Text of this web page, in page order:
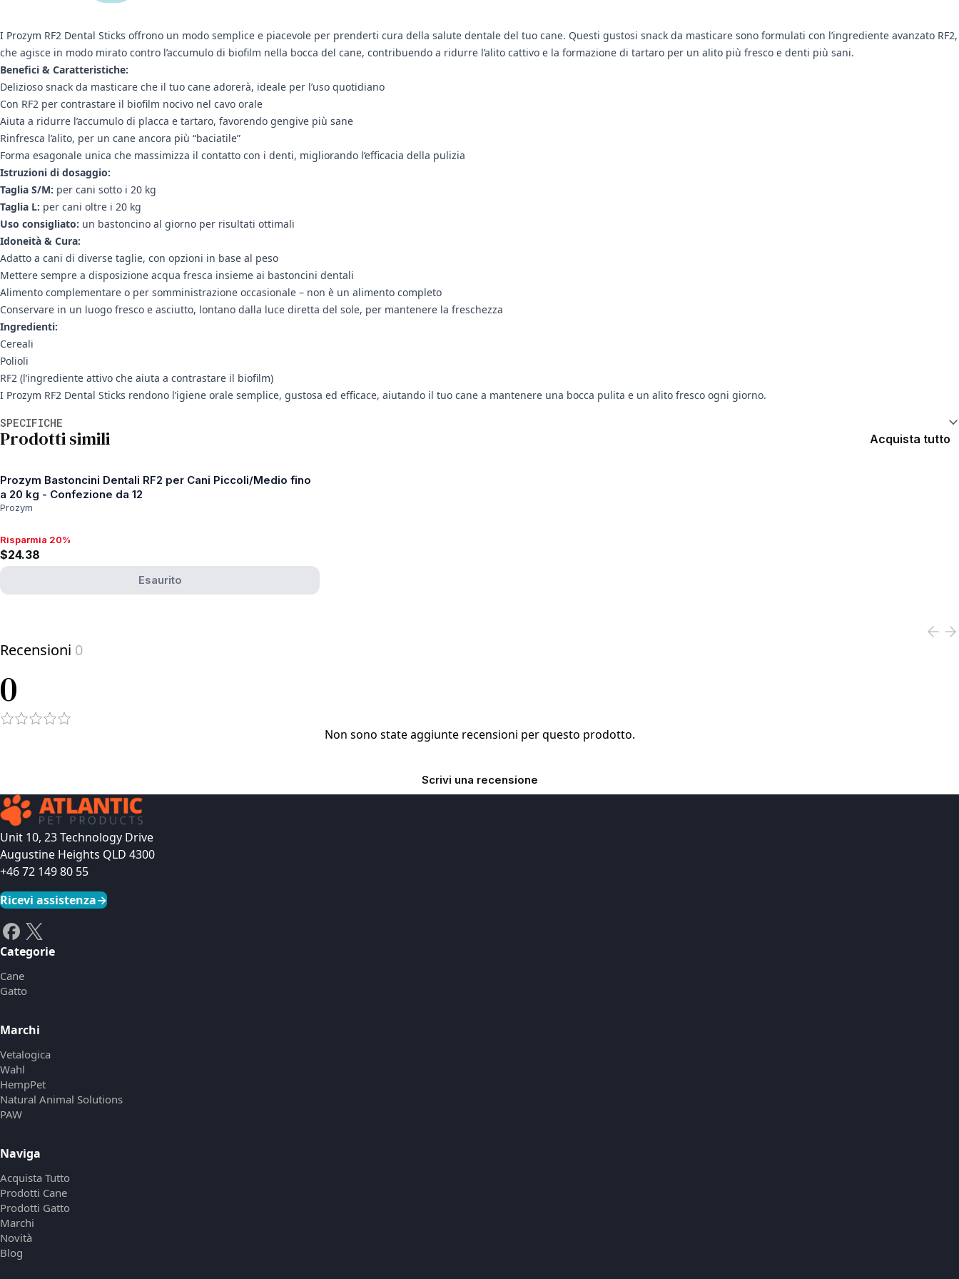
I Prozym RF2 Dental Sticks offrono un modo semplice e piacevole per prenderti cura della salute dentale del tuo cane. Questi gustosi snack da masticare sono formulati con l’ingrediente avanzato RF2,
che agisce in modo mirato contro l’accumulo di biofilm nella bocca del cane, contribuendo a ridurre l’alito cattivo e la formazione di tartaro per un alito più fresco e denti più sani.
Benefici & Caratteristiche:
Delizioso snack da masticare che il tuo cane adorerà, ideale per l’uso quotidiano
Con RF2 per contrastare il biofilm nocivo nel cavo orale
Aiuta a ridurre l’accumulo di placca e tartaro, favorendo gengive più sane
Rinfresca l’alito, per un cane ancora più “baciatile”
Forma esagonale unica che massimizza il contatto con i denti, migliorando l’efficacia della pulizia
Istruzioni di dosaggio:
Taglia S/M: per cani sotto i 20 kg
Taglia L: per cani oltre i 20 kg
Uso consigliato: un bastoncino al giorno per risultati ottimali
Idoneità & Cura:
Adatto a cani di diverse taglie, con opzioni in base al peso
Mettere sempre a disposizione acqua fresca insieme ai bastoncini dentali
Alimento complementare o per somministrazione occasionale – non è un alimento completo
Conservare in un luogo fresco e asciutto, lontano dalla luce diretta del sole, per mantenere la freschezza
Ingredienti:
Cereali
Polioli
RF2 (l’ingrediente attivo che aiuta a contrastare il biofilm)
I Prozym RF2 Dental Sticks rendono l’igiene orale semplice, gustosa ed efficace, aiutando il tuo cane a mantenere una bocca pulita e un alito fresco ogni giorno.
SPECIFICHE
Prodotti simili Acquista tutto
Prozym Bastoncini Dentali RF2 per Cani Piccoli/Medio fino
a 20 kg - Confezione da 12
Prozym
Risparmia 20%, $24.38
Risparmia 20%
$24.38
Esaurito
Recensioni 0
0
Non sono state aggiunte recensioni per questo prodotto.
Scrivi una recensione
Unit 10, 23 Technology Drive
Augustine Heights QLD 4300
+46 72 149 80 55
Ricevi assistenza→
Categorie
Cane
Gatto
Marchi
Vetalogica
Wahl
HempPet
Natural Animal Solutions
PAW
Naviga
Acquista Tutto
Prodotti Cane
Prodotti Gatto
Marchi
Novità
Blog